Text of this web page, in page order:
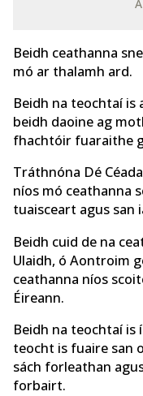
Beidh ceathanna
mó ar thalamh ard.
Beidh na teochtaí is
beidh daoine ag
fhachtóir fuaraithe
Tráthnóna Dé
níos mó ceathanna
tuaisceart agus san
Beidh cuid de na
Ulaidh, ó Aontroim
ceathanna níos
Éireann.
Beidh na teochtaí is
teocht is fuaire san
sách forleathan
forbairt.